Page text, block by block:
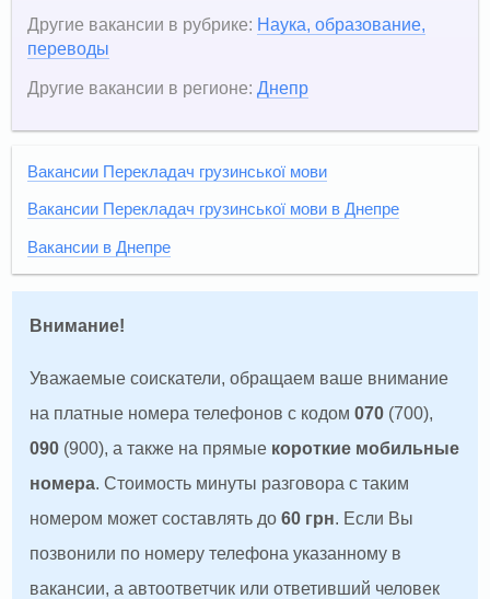
Другие вакансии в рубрике: Наука, образование,
переводы
Другие вакансии в регионе: Днепр
Вакансии Перекладач грузинської мови
Вакансии Перекладач грузинської мови в Днепре
Вакансии в Днепре
Внимание!
Уважаемые соискатели, обращаем ваше внимание
на платные номера телефонов с кодом070 (700),
090 (900), а также на прямые короткие мобильные
номера. Стоимость минуты разговора с таким
номером может составлять до60 грн. Если Вы
позвонили по номеру телефона указанному в
вакансии, а автоответчик или ответивший человек